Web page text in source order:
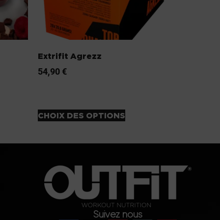
Extrifit Agrezz
54,90 €
CHOIX DES OPTIONS
Suivez nous